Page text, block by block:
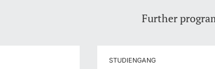
Further
STUDIENGANG